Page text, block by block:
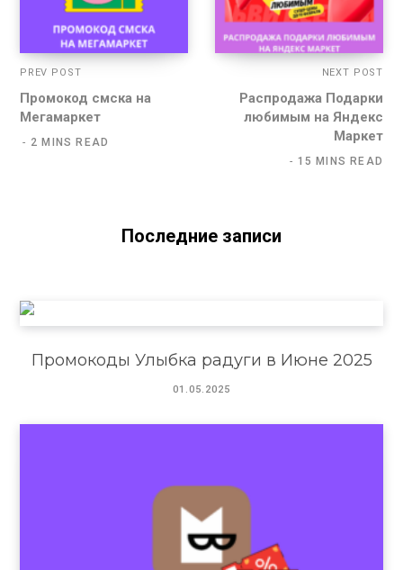
PREV POST
Промокод смска на
Мегамаркет
2 MINS READ
NEXT POST
Распродажа Подарки
любимым на Яндекс
Маркет
15 MINS READ
Последние записи
Промокоды Улыбка радуги в Июне 2025
01.05.2025